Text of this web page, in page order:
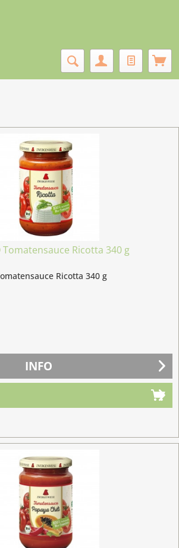
Tomatensauce Ricotta 340 g
Ricotta 340 g
INFO